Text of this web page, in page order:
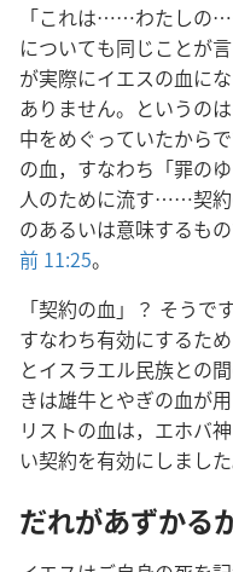
「これは……わたしの
についても同じことが
が実際にイエスの血に
ありません。というの
中をめぐっていたから
の血，すなわち「罪の
人のために流す……契約
のあるいは意味するも
前 11:25。
「契約の血」？ そうで
すなわち有効にするた
とイスラエル民族との
きは雄牛とやぎの血が
リストの血は，エホバ
い契約を有効にしまし
だれがあずかる